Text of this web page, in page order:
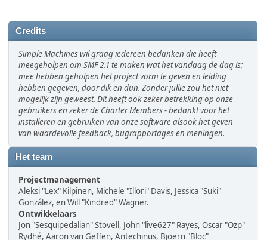
Credits
Simple Machines wil graag iedereen bedanken die heeft
meegeholpen om SMF 2.1 te maken wat het vandaag de dag is;
mee hebben geholpen het project vorm te geven en leiding
hebben gegeven, door dik en dun. Zonder jullie zou het niet
mogelijk zijn geweest. Dit heeft ook zeker betrekking op onze
gebruikers en zeker de Charter Members - bedankt voor het
installeren en gebruiken van onze software alsook het geven
van waardevolle feedback, bugrapportages en meningen.
Het team
Projectmanagement
Aleksi "Lex" Kilpinen, Michele "Illori" Davis, Jessica "Suki"
González, en Will "Kindred" Wagner.
Ontwikkelaars
Jon "Sesquipedalian" Stovell, John "live627" Rayes, Oscar "Ozp"
Rydhé, Aaron van Geffen, Antechinus, Bjoern "Bloc"